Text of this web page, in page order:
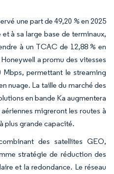
une part de 49,20 % en 2025
à sa large base de terminaux,
à un TCAC de 12,88 % en
a promu des vitesses
permettant le streaming
nuage. La taille du marché des
en bande Ka augmentera
migreront les routes à
plus grande capacité.
des satellites GEO,
stratégie de réduction des
et la redondance. Le réseau